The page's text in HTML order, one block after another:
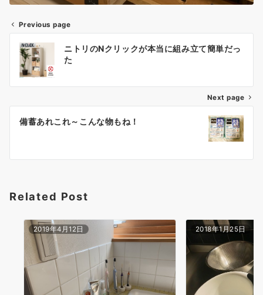
投
稿
ナ
ゲ
シ
ン
Previous page
ニトリのNクリックが本当に組み立て簡単だっ
た
Next page
備蓄あれこれ～こんな物もね！
Related Post
2019年4月12日 2018年1月25日